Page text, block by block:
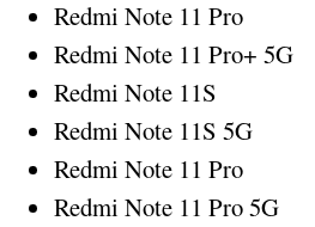
Redmi Note 11 Pro
Redmi Note 11 Pro+ 5G
Redmi Note 11S
Redmi Note 11S 5G
Redmi Note 11 Pro
Redmi Note 11 Pro 5G